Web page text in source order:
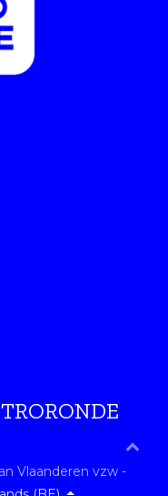
Vlaanderen vzw -